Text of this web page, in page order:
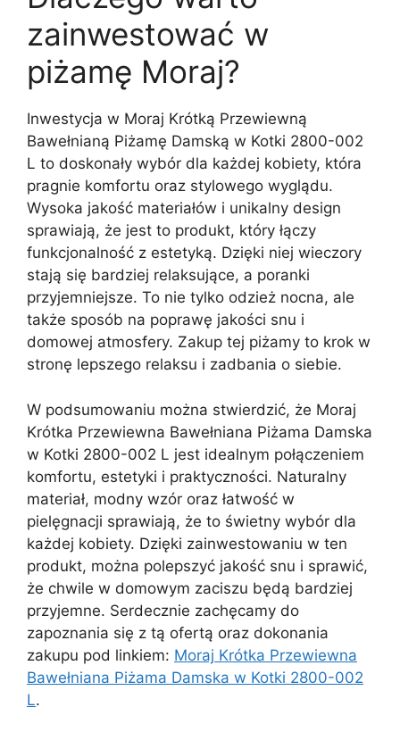
zainwestować w
piżamę Moraj?
Inwestycja w Moraj Krótką Przewiewną
Bawełnianą Piżamę Damską w Kotki 2800-002
L to doskonały wybór dla każdej kobiety, która
pragnie komfortu oraz stylowego wyglądu.
Wysoka jakość materiałów i unikalny design
sprawiają, że jest to produkt, który łączy
funkcjonalność z estetyką. Dzięki niej wieczory
stają się bardziej relaksujące, a poranki
przyjemniejsze. To nie tylko odzież nocna, ale
także sposób na poprawę jakości snu i
domowej atmosfery. Zakup tej piżamy to krok w
stronę lepszego relaksu i zadbania o siebie.
W podsumowaniu można stwierdzić, że Moraj
Krótka Przewiewna Bawełniana Piżama Damska
w Kotki 2800-002 L jest idealnym połączeniem
komfortu, estetyki i praktyczności. Naturalny
materiał, modny wzór oraz łatwość w
pielęgnacji sprawiają, że to świetny wybór dla
każdej kobiety. Dzięki zainwestowaniu w ten
produkt, można polepszyć jakość snu i sprawić,
że chwile w domowym zaciszu będą bardziej
przyjemne. Serdecznie zachęcamy do
zapoznania się z tą ofertą oraz dokonania
zakupu pod linkiem: Moraj Krótka Przewiewna
Bawełniana Piżama Damska w Kotki 2800-002
L.